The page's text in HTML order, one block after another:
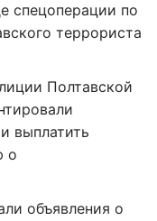
спецоперации по
террориста
Полтавской
выплатить
о
объявления о